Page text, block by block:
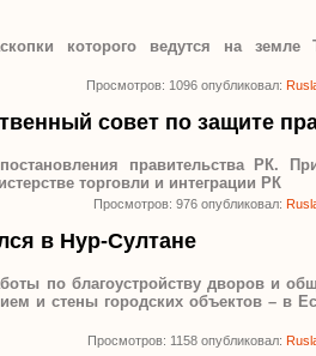
которого ведутся на
Просмотров: 1096 опубликовал:
совет по защите
правительства РК.
торговли и интеграции РК
Просмотров: 976 опубликовал:
в Нур-Султане
по благоустройству дворов и
и стены городских объектов – в
Просмотров: 1158 опубликовал: